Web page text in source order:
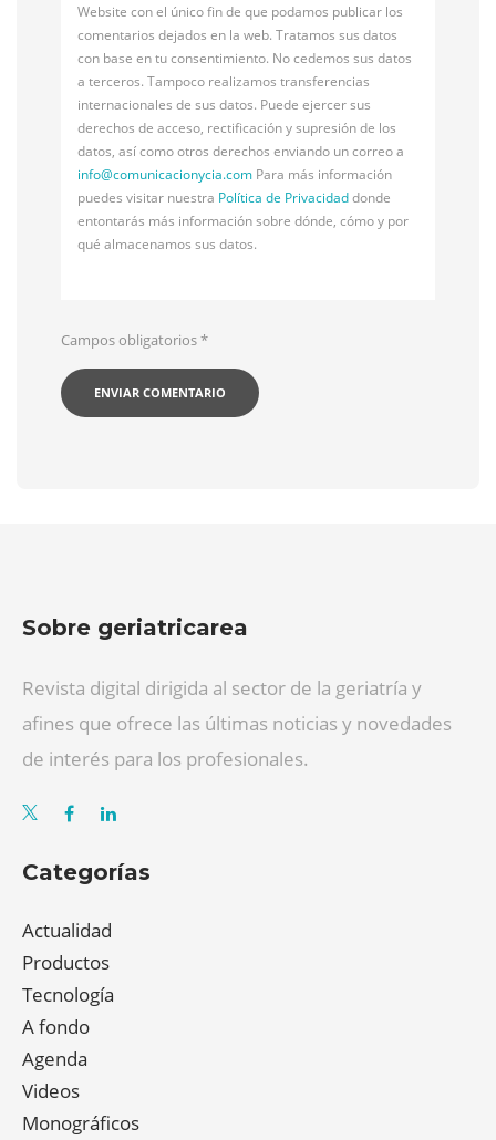
Website con el único fin de que podamos publicar los
comentarios dejados en la web. Tratamos sus datos
con base en tu consentimiento. No cedemos sus datos
a terceros. Tampoco realizamos transferencias
internacionales de sus datos. Puede ejercer sus
derechos de acceso, rectificación y supresión de los
datos, así como otros derechos enviando un correo a
info@comunicacionycia.com Para más información
puedes visitar nuestra Política de Privacidaddonde
entontarás más información sobre dónde, cómo y por
qué almacenamos sus datos.
Campos obligatorios*
Sobre geriatricarea
Revista digital dirigida al sector de la geriatría y
afines que ofrece las últimas noticias y novedades
de interés para los profesionales.
Categorías
Actualidad
Productos
Tecnología
A fondo
Agenda
Videos
Monográficos